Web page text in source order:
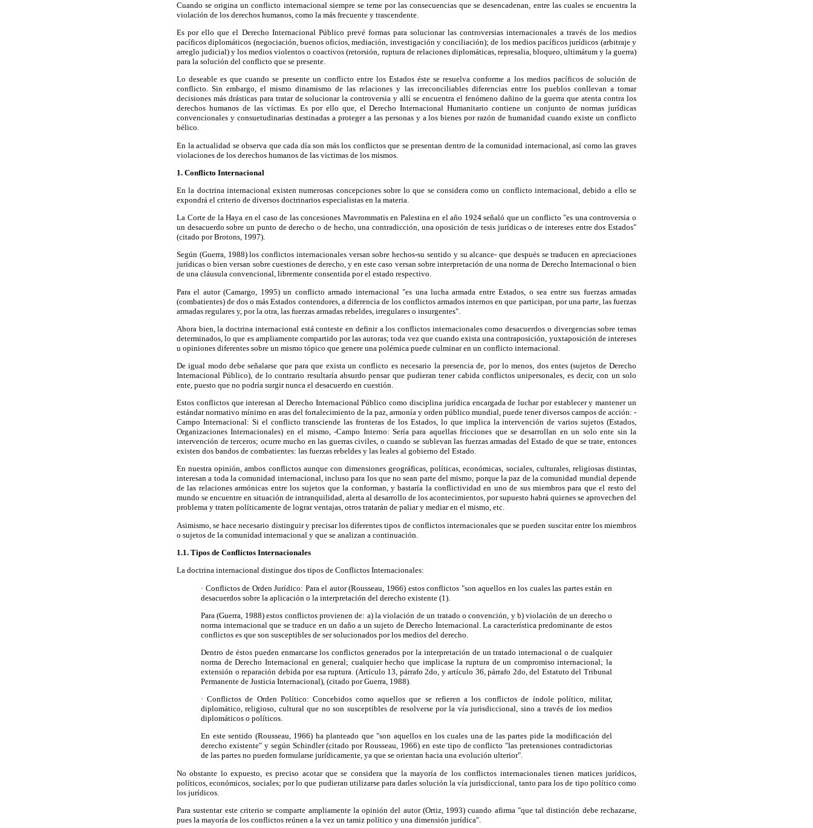
Cuando se origina un conflicto internacional siempre se teme por las consecuencias que se desencadenan, entre las cuales se encuentra la
violación de los derechos humanos, como la más frecuente y trascendente.
Es por ello que el Derecho Internacional Público prevé formas para solucionar las controversias internacionales a través de los medios
pacíficos diplomáticos (negociación, buenos oficios, mediación, investigación y conciliación); de los medios pacíficos jurídicos (arbitraje y
arreglo judicial) y los medios violentos o coactivos (retorsión, ruptura de relaciones diplomáticas, represalia, bloqueo, ultimátum y la guerra)
para la solución del conflicto que se presente.
Lo deseable es que cuando se presente un conflicto entre los Estados éste se resuelva conforme a los medios pacíficos de solución de
conflicto. Sin embargo, el mismo dinamismo de las relaciones y las irreconciliables diferencias entre los pueblos conllevan a tomar
decisiones más drásticas para tratar de solucionar la controversia y allí se encuentra el fenómeno dañino de la guerra que atenta contra los
derechos humanos de las víctimas. Es por ello que, el Derecho Internacional Humanitario contiene un conjunto de normas jurídicas
convencionales y consuetudinarias destinadas a proteger a las personas y a los bienes por razón de humanidad cuando existe un conflicto
bélico.
En la actualidad se observa que cada día son más los conflictos que se presentan dentro de la comunidad internacional, así como las graves
violaciones de los derechos humanos de las victimas de los mismos.
1. Conflicto Internacional
En la doctrina internacional existen numerosas concepciones sobre lo que se considera como un conflicto internacional, debido a ello se
expondrá el criterio de diversos doctrinarios especialistas en la materia.
La Corte de la Haya en el caso de las concesiones Mavrommatis en Palestina en el año 1924 señaló que un conflicto "es una controversia o
un desacuerdo sobre un punto de derecho o de hecho, una contradicción, una oposición de tesis jurídicas o de intereses entre dos Estados"
(citado por Brotons, 1997).
Según (Guerra, 1988) los conflictos internacionales versan sobre hechos-su sentido y su alcance- que después se traducen en apreciaciones
jurídicas o bien versan sobre cuestiones de derecho, y en este caso versan sobre interpretación de una norma de Derecho Internacional o bien
de una cláusula convencional, libremente consentida por el estado respectivo.
Para el autor (Camargo, 1995) un conflicto armado internacional "es una lucha armada entre Estados, o sea entre sus fuerzas armadas
(combatientes) de dos o más Estados contendores, a diferencia de los conflictos armados internos en que participan, por una parte, las fuerzas
armadas regulares y, por la otra, las fuerzas armadas rebeldes, irregulares o insurgentes".
Ahora bien, la doctrina internacional está conteste en definir a los conflictos internacionales como desacuerdos o divergencias sobre temas
determinados, lo que es ampliamente compartido por las autoras; toda vez que cuando exista una contraposición, yuxtaposición de intereses
u opiniones diferentes sobre un mismo tópico que genere una polémica puede culminar en un conflicto internacional.
De igual modo debe señalarse que para que exista un conflicto es necesario la presencia de, por lo menos, dos entes (sujetos de Derecho
Internacional Público), de lo contrario resultaría absurdo pensar que pudieran tener cabida conflictos unipersonales, es decir, con un solo
ente, puesto que no podría surgir nunca el desacuerdo en cuestión.
Estos conflictos que interesan al Derecho Internacional Público como disciplina jurídica encargada de luchar por establecer y mantener un
estándar normativo mínimo en aras del fortalecimiento de la paz, armonía y orden público mundial, puede tener diversos campos de acción: -
Campo Internacional: Si el conflicto transciende las fronteras de los Estados, lo que implica la intervención de varios sujetos (Estados,
Organizaciones Internacionales) en el mismo, -Campo Interno: Sería para aquellas fricciones que se desarrollan en un solo ente sin la
intervención de terceros; ocurre mucho en las guerras civiles, o cuando se sublevan las fuerzas armadas del Estado de que se trate, entonces
existen dos bandos de combatientes: las fuerzas rebeldes y las leales al gobierno del Estado.
En nuestra opinión, ambos conflictos aunque con dimensiones geográficas, políticas, económicas, sociales, culturales, religiosas distintas,
interesan a toda la comunidad internacional, incluso para los que no sean parte del mismo, porque la paz de la comunidad mundial depende
de las relaciones armónicas entre los sujetos que la conforman, y bastaría la conflictividad en uno de sus miembros para que el resto del
mundo se encuentre en situación de intranquilidad, alerta al desarrollo de los acontecimientos, por supuesto habrá quienes se aprovechen del
problema y traten políticamente de lograr ventajas, otros tratarán de paliar y mediar en el mismo, etc.
Asimismo, se hace necesario distinguir y precisar los diferentes tipos de conflictos internacionales que se pueden suscitar entre los miembros
o sujetos de la comunidad internacional y que se analizan a continuación.
1.1. Tipos de Conflictos Internacionales
La doctrina internacional distingue dos tipos de Conflictos Internacionales:
· Conflictos de Orden Jurídico: Para el autor (Rousseau, 1966) estos conflictos "son aquellos en los cuales las partes están en
desacuerdos sobre la aplicación o la interpretación del derecho existente (1).
Para (Guerra, 1988) estos conflictos provienen de: a) la violación de un tratado o convención, y b) violación de un derecho o
norma internacional que se traduce en un daño a un sujeto de Derecho Internacional. La característica predominante de estos
conflictos es que son susceptibles de ser solucionados por los medios del derecho.
Dentro de éstos pueden enmarcarse los conflictos generados por la interpretación de un tratado internacional o de cualquier
norma de Derecho Internacional en general; cualquier hecho que implicase la ruptura de un compromiso internacional; la
extensión o reparación debida por esa ruptura. (Artículo 13, párrafo 2do, y artículo 36, párrafo 2do, del Estatuto del Tribunal
Permanente de Justicia Internacional), (citado por Guerra, 1988).
·Conflictos de Orden Político: Concebidos como aquellos que se refieren a los conflictos de índole político, militar,
diplomático, religioso, cultural que no son susceptibles de resolverse por la vía jurisdiccional, sino a través de los medios
diplomáticos o políticos.
En este sentido (Rousseau, 1966) ha planteado que "son aquellos en los cuales una de las partes pide la modificación del
derecho existente" y según Schindler (citado por Rousseau, 1966) en este tipo de conflicto "las pretensiones contradictorias
de las partes no pueden formularse jurídicamente, ya que se orientan hacia una evolución ulterior".
No obstante lo expuesto, es preciso acotar que se considera que la mayoría de los conflictos internacionales tienen matices jurídicos,
políticos, económicos, sociales; por lo que pudieran utilizarse para darles solución la vía jurisdiccional, tanto para los de tipo político como
los jurídicos.
Para sustentar este criterio se comparte ampliamente la opinión del autor (Ortiz, 1993) cuando afirma "que tal distinción debe rechazarse,
pues la mayoría de los conflictos reúnen a la vez un tamiz político y una dimensión jurídica".